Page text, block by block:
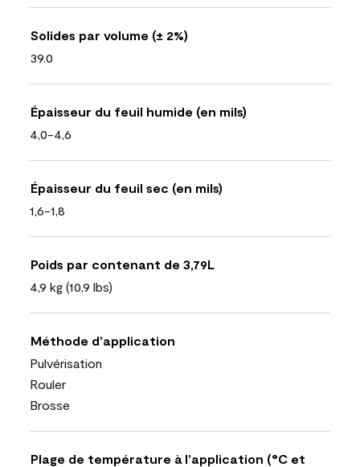
Solides par volume (± 2%)
39.0
Épaisseur du feuil humide (en mils)
4,0-4,6
Épaisseur du feuil sec (en mils)
1,6-1,8
Poids par contenant de 3,79L
4,9 kg (10,9 lbs)
Méthode d’application
Pulvérisation
Rouler
Brosse
Plage de température à l’application (°C et